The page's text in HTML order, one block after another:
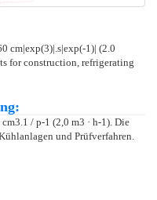
cm|exp(3)|.s|exp(-1)| (2.0
for construction, refrigerating
/ p-1 (2,0 m3 · h-1). Die
und Prüfverfahren.